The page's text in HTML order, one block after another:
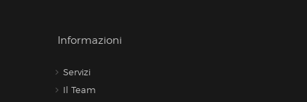
Informazioni
Servizi
Il Team